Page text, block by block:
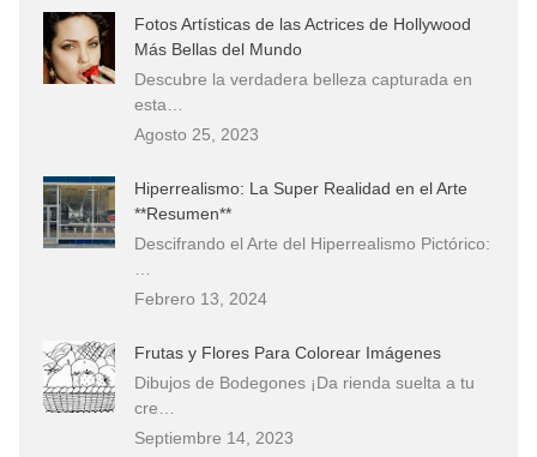
Fotos Artísticas de las Actrices de Hollywood
Más Bellas del Mundo
Descubre la verdadera belleza capturada en
esta…
Agosto 25, 2023
Hiperrealismo: La Super Realidad en el Arte
**Resumen**
Descifrando el Arte del Hiperrealismo Pictórico:
Febrero 13, 2024
Frutas y Flores Para Colorear Imágenes
Dibujos de Bodegones ¡Da rienda suelta a tu
cre…
Septiembre 14, 2023